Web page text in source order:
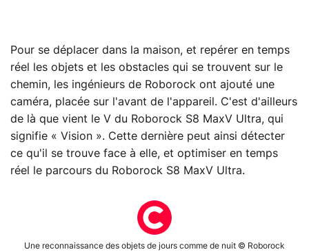
Pour se déplacer dans la maison, et repérer en temps
réel les objets et les obstacles qui se trouvent sur le
chemin, les ingénieurs de Roborock ont ajouté une
caméra, placée sur l'avant de l'appareil. C'est d'ailleurs
de là que vient le V du Roborock S8 MaxV Ultra, qui
signifie « Vision ». Cette dernière peut ainsi détecter
ce qu'il se trouve face à elle, et optimiser en temps
réel le parcours du Roborock S8 MaxV Ultra.
Une reconnaissance des objets de jours comme de nuit © Roborock